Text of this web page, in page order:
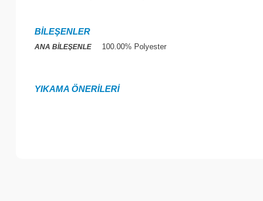
BİLEŞENLER
ANA BİLEŞENLE 100.00% Polyester
YIKAMA ÖNERİLERİ